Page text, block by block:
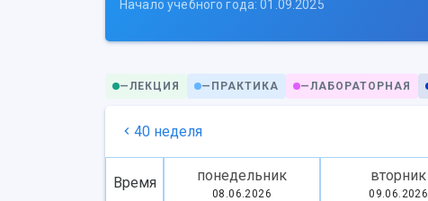
Начало учебного года: 01.09.2025
—ЛЕКЦИЯ — ПРАКТИКА —ЛАБОРАТОРНАЯ
40 неделя
Время понедельник
08.06.2026
вторник
09.06.2026